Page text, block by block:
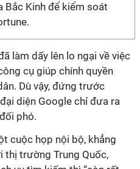
Bắc Kinh để kiểm soát
làm dấy lên lo ngại về việc
cụ giúp chính quyền
Dù vậy, đứng trước
diện Google chỉ đưa ra
phó.
cuộc họp nội bộ, khẳng
thị trường Trung Quốc,